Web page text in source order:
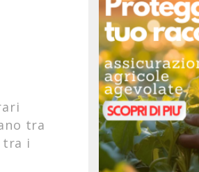
tra
tra i